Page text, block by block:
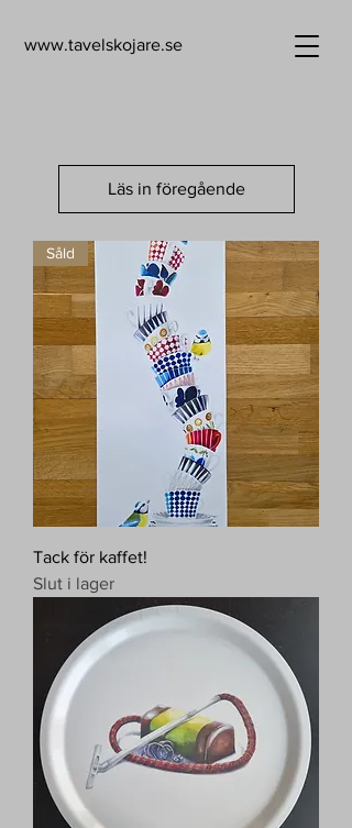
www.tavelskojare.se
Läs in föregående
Såld
Tack för kaffet!
Slut i lager